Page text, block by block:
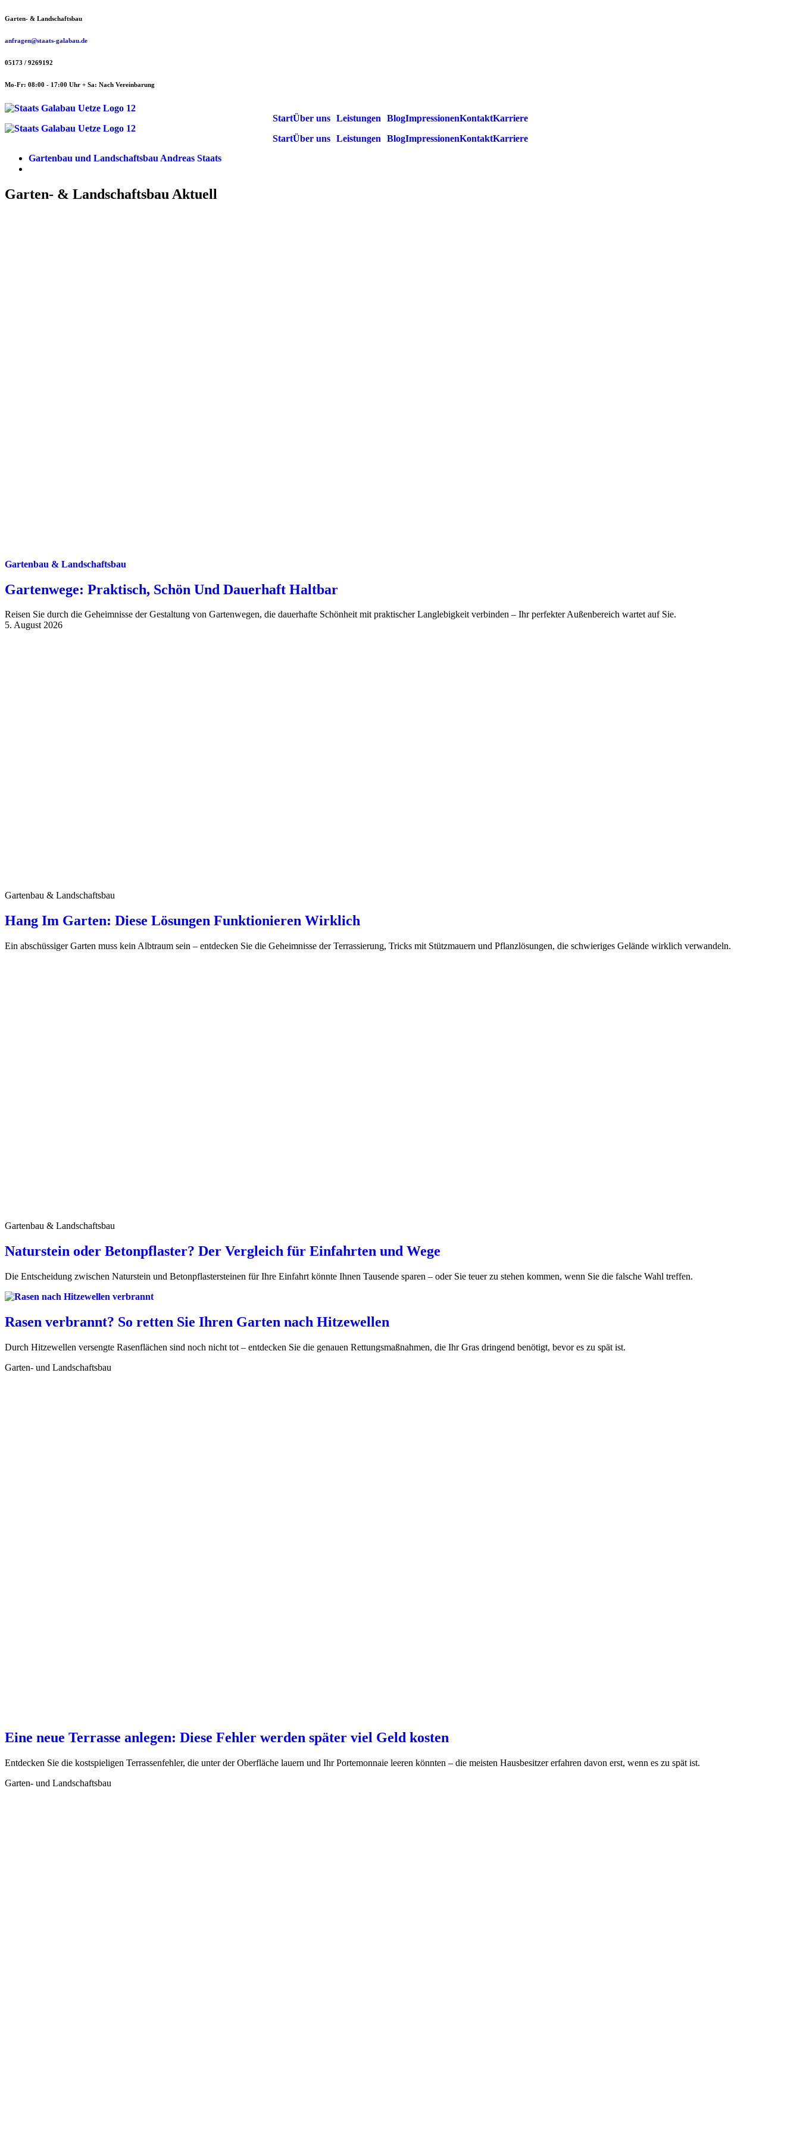
Zum
springen
Garten- & Landschaftsbau
anfragen@staats-galabau.de
05173 / 9269192
Mo-Fr: 08:00 - 17:00 Uhr + Sa: Nach Vereinbarung
StartÜber uns Leistungen BlogImpressionenKontaktKarriere
StartÜber uns Leistungen BlogImpressionenKontaktKarriere
Gartenbau und Landschaftsbau Andreas Staats
Garten- & Landschaftsbau Aktuell
Gartenbau & Landschaftsbau
Gartenwege: Praktisch, Schön Und Dauerhaft Haltbar
Reisen Sie durch die Geheimnisse der Gestaltung von Gartenwegen, die dauerhafte Schönheit mit praktischer Langlebigkeit verbinden – Ihr perfekter Außenbereich wartet auf Sie.
5. August 2026
Gartenbau & Landschaftsbau
Hang Im Garten: Diese Lösungen Funktionieren Wirklich
Ein abschüssiger Garten muss kein Albtraum sein – entdecken Sie die Geheimnisse der Terrassierung, Tricks mit Stützmauern und Pflanzlösungen, die schwieriges Gelände wirklich verwandeln.
Gartenbau & Landschaftsbau
Naturstein oder Betonpflaster? Der Vergleich für Einfahrten und Wege
Die Entscheidung zwischen Naturstein und Betonpflastersteinen für Ihre Einfahrt könnte Ihnen Tausende sparen – oder Sie teuer zu stehen kommen, wenn Sie die falsche Wahl treffen.
Rasen verbrannt? So retten Sie Ihren Garten nach Hitzewellen
Durch Hitzewellen versengte Rasenflächen sind noch nicht tot – entdecken Sie die genauen Rettungsmaßnahmen, die Ihr Gras dringend benötigt, bevor es zu spät ist.
Garten- und Landschaftsbau
Eine neue Terrasse anlegen: Diese Fehler werden später viel Geld kosten
Entdecken Sie die kostspieligen Terrassenfehler, die unter der Oberfläche lauern und Ihr Portemonnaie leeren könnten – die meisten Hausbesitzer erfahren davon erst, wenn es zu spät ist.
Garten- und Landschaftsbau